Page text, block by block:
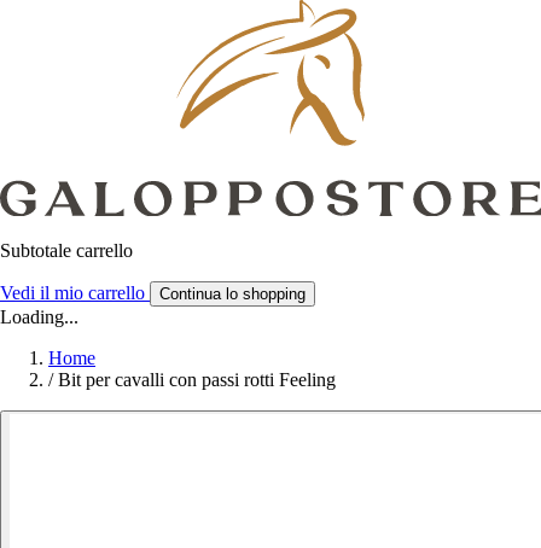
Subtotale carrello
Vedi il mio carrello Continua lo shopping
Loading...
Home
/ Bit per cavalli con passi rotti Feeling